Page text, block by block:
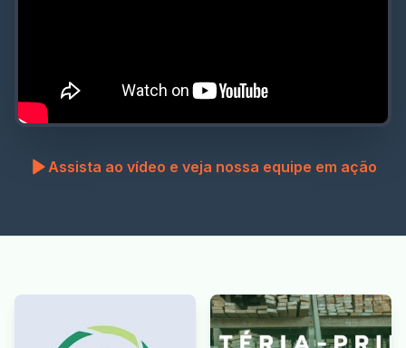
Assista ao vídeo e veja nossa equipe em ação